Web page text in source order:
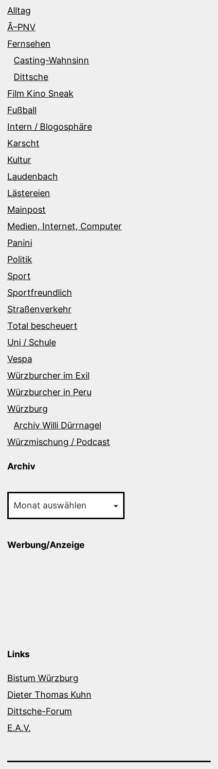
Alltag
Ã–PNV
Fernsehen
Casting-Wahnsinn
Dittsche
Film Kino Sneak
Fußball
Intern / Blogosphäre
Karscht
Kultur
Laudenbach
Lästereien
Mainpost
Medien, Internet, Computer
Panini
Politik
Sport
Sportfreundlich
Straßenverkehr
Total bescheuert
Uni / Schule
Vespa
Würzburcher im Exil
Würzburcher in Peru
Würzburg
Archiv Willi Dürrnagel
Würzmischung / Podcast
Archiv
Werbung/Anzeige
Links
Bistum Würzburg
Dieter Thomas Kuhn
Dittsche-Forum
E.A.V.